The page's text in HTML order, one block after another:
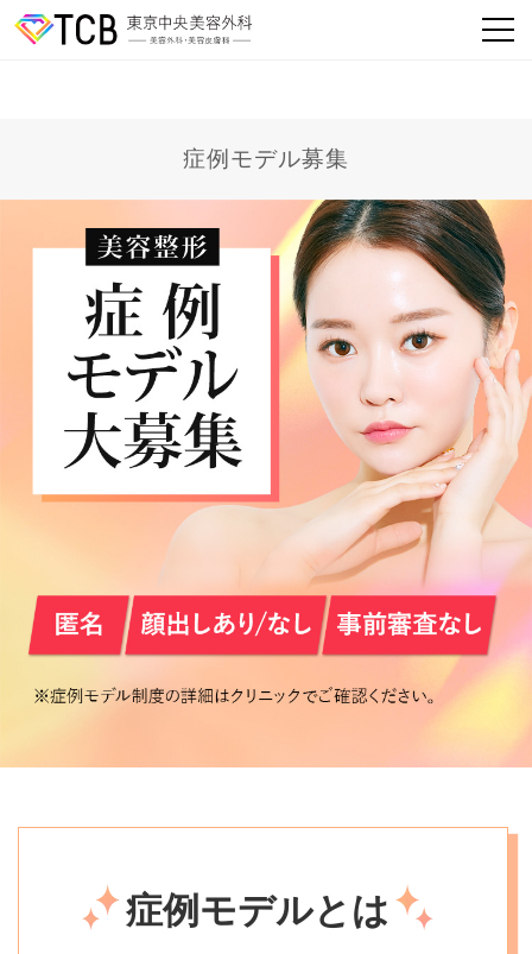
症例モデル募集
症例モデルとは